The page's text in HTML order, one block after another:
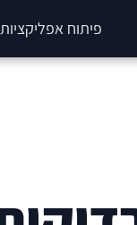
פיתוח אפליקציות